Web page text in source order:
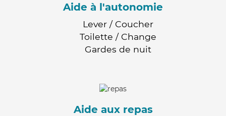
Aide à l'autonomie
Lever / Coucher
Toilette / Change
Gardes de nuit
Aide aux repas